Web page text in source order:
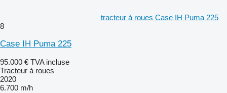
tracteur à roues Case IH Puma 225
8
Case IH Puma 225
95.000 € TVA incluse
Tracteur à roues
2020
6.700 m/h